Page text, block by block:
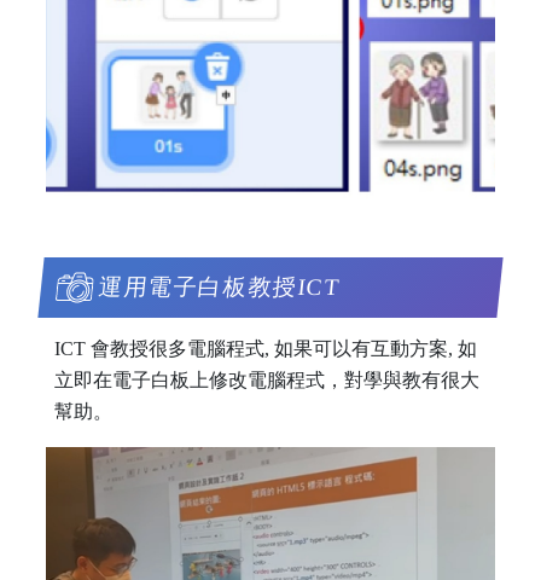
運用電子白板教授ICT
ICT 會教授很多電腦程式, 如果可以有互動方案, 如
立即在電子白板上修改電腦程式，對學與教有很大
幫助。